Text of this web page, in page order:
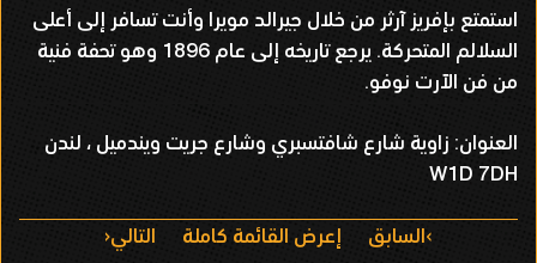
استمتع بإفريز آرثر من خلال جيرالد مويرا وأنت تسافر إلى أعلى
السلالم المتحركة. يرجع تاريخه إلى عام 1896 وهو تحفة فنية
من فن الآرت نوفو.
العنوان: زاوية شارع شافتسبري وشارع جريت ويندميل ، لندن
W1D 7DH
السابق إعرض القائمة كاملة التالي